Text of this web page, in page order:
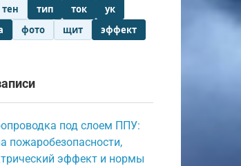
тен тип ток
ук
фото щит эффект
под слоем ППУ:
пожаробезопасности,
эффект и нормы